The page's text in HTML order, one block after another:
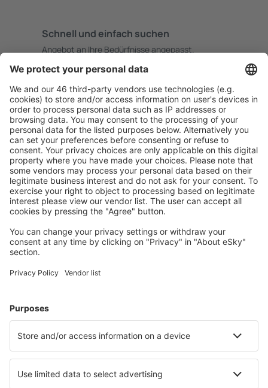
Schnell und einfach suchen
Angebot an Ihre Bedürfnisse angepasst.
Sicher planen
Buchen ohne Sorgen mit einer kostenlosen
Stornierungsoption.
Mehr sparen
Attraktive Preise und Spezialangebote für eingeloggte
Benutzer.
Unterkünfte, die Sie mögen
Wählen Sie aus über 1,3 Millionen Unterkünften: Hotels,
Meist gesuchte Hotels von eSky-Nutzern
Hotels in Mijas Hotels in Barcelona Hotels in Malaga
Hotels in Sant Antoni de Portmany Hotels in Callao Salvaje